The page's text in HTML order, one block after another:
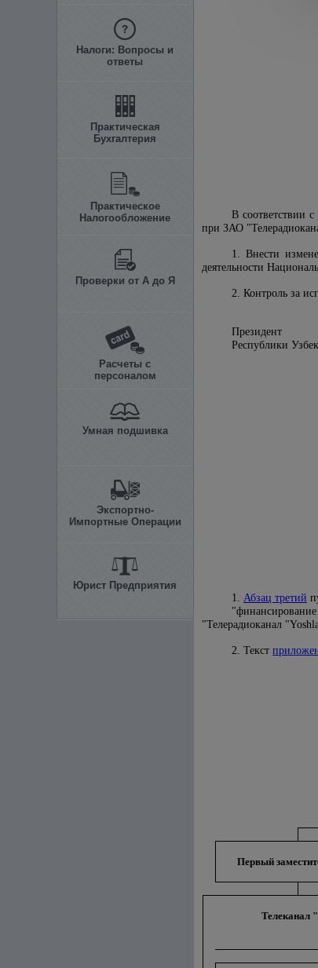
Налоги: Вопросы и
ответы
Практическая
Бухгалтерия
Практическое
Налогообложение
Проверки от А до Я
Расчеты с
персоналом
Умная подшивка
Экспортно-
Импортные Операции
Юрист Предприятия
В соответствии с
при ЗАО
1. Внести
деятельности
2. Контроль за
Президент
1. Абзац третий
"Телерадиоканал
2. Текст
Первый
Телеканал